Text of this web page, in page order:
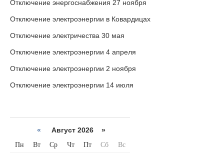
Отключение энергоснабжения 27 ноября
Отключение электроэнергии в Ковардицах
Отключение электричества 30 мая
Отключение электроэнергии 4 апреля
Отключение электроэнергии 2 ноября
Отключение электроэнергии 14 июля
« Август 2026 »
Пн Вт Ср Чт Пт Сб Вс